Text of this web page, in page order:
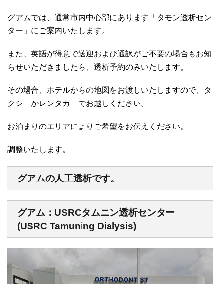
グアムでは、通常市内中心部にあります「タモン透析セン
ター」にご案内いたします。
また、英語が得意で送迎および通訳がご不要の場合もお知
らせいただきましたら、透析予約のみいたします。
その場合、ホテルからの地図をお渡しいたしますので、タ
クシーかレンタカーでお越しください。
お泊まりのエリアによりご希望をお伝えください。
調整いたします。
グアムの人工透析です。
グアム：USRCタムニン透析センター
(USRC Tamuning Dialysis)